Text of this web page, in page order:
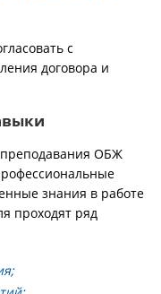
с
договора и
ОБЖ
знания в работе
проходят ряд